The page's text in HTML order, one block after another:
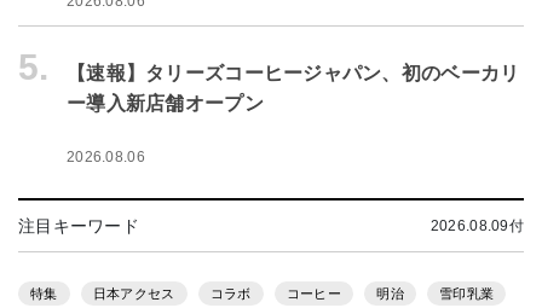
5.
【速報】タリーズコーヒージャパン、初のベーカリ
ー導入新店舗オープン
2026.08.06
注目キーワード 2026.08.09付
特集 日本アクセス コラボ コーヒー 明治 雪印乳業